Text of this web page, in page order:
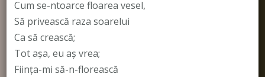
Cum se-ntoarce floarea vesel,
Să privească raza soarelui
Ca să crească;
Tot aşa, eu aş vrea;
Fiinţa-mi să-n-florească